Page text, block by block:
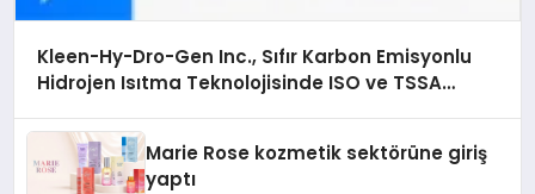
Kleen-Hy-Dro-Gen Inc., Sıfır Karbon Emisyonlu
Hidrojen Isıtma Teknolojisinde ISO ve TSSA
Marie Rose kozmetik sektörüne giriş
yaptı